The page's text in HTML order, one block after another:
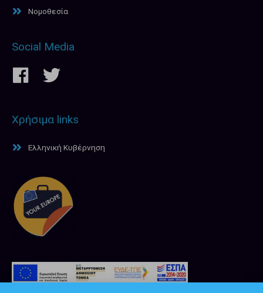
Νομοθεσία
Social Media
Χρήσιμα links
Ελληνική Κυβέρνηση